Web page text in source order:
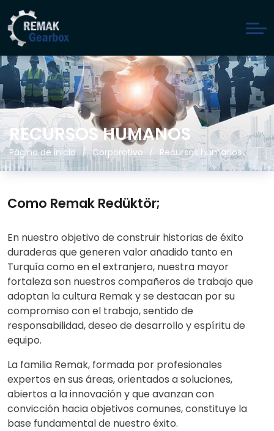
RECURSOS HUMANOS
Página de inicio Corporativo Recursos humanos
Como Remak Redüktör;
En nuestro objetivo de construir historias de éxito
duraderas que generen valor añadido tanto en
Turquía como en el extranjero, nuestra mayor
fortaleza son nuestros compañeros de trabajo que
adoptan la cultura Remak y se destacan por su
compromiso con el trabajo, sentido de
responsabilidad, deseo de desarrollo y espíritu de
equipo.
La familia Remak, formada por profesionales
expertos en sus áreas, orientados a soluciones,
abiertos a la innovación y que avanzan con
convicción hacia objetivos comunes, constituye la
base fundamental de nuestro éxito.